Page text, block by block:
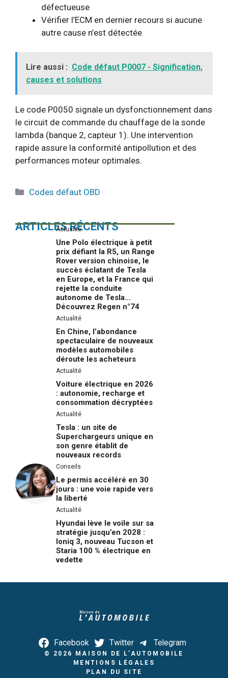
défectueuse
Vérifier l’ECM en dernier recours si aucune
autre cause n’est détectée
Lire aussi : Code défaut P0007 - Signification,
causes et solutions
Le code P0050 signale un dysfonctionnement dans
le circuit de commande du chauffage de la sonde
lambda (banque 2, capteur 1). Une intervention
rapide assure la conformité antipollution et des
performances moteur optimales.
Catégories
Codes défaut OBD
ARTICLES RÉCENTS
Actualité
Une Polo électrique à petit
prix défiant la R5, un Range
Rover version chinoise, le
succès éclatant de Tesla
en Europe, et la France qui
rejette la conduite
autonome de Tesla…
Découvrez Regen n°74
Actualité
En Chine, l’abondance
spectaculaire de nouveaux
modèles automobiles
déroute les acheteurs
Actualité
Voiture électrique en 2026
: autonomie, recharge et
consommation décryptées
Actualité
Tesla : un site de
Superchargeurs unique en
son genre établit de
nouveaux records
Conseils
Le permis accéléré en 30
jours : une voie rapide vers
la liberté
Actualité
Hyundai lève le voile sur sa
stratégie jusqu’en 2028 :
Ioniq 3, nouveau Tucson et
Staria 100 % électrique en
vedette
Facebook Twitter Telegram
© 2026
MAISON DE L'AUTOMOBILE
MENTIONS LÉGALES
PLAN DU SITE